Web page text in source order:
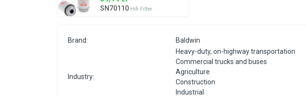
SN70110 Hifi Filter
Brand: Baldwin
Industry:
Heavy-duty, on-highway transportation
Commercial trucks and buses
Agriculture
Construction
Industrial